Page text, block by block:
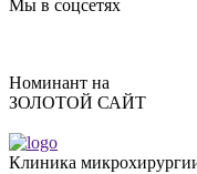
Мы в соцсетях
Номинант на
ЗОЛОТОЙ САЙТ
Клиника микрохирургии